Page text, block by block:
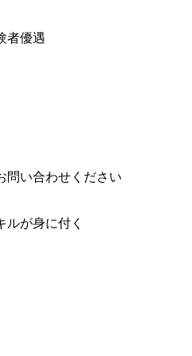
者優遇
問い合わせください
ルが身に付く